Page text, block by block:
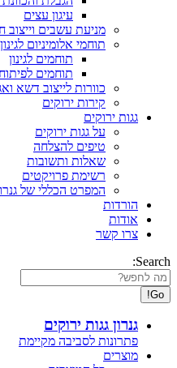
עיגון עצים
מניעת עשבים וייצוב
תוחמי אלומיניום
תוחמים לגינון
תוחמים
כוורות לייצוב דשא
קירות ירוקים
גגות ירוקים
על גגות ירוקים
טיפים להצלחה
שאלות ותשובות
רשימת פרויקטים
המפרט הכללי של
הורדות
אודות
צרו קשר
Search:
גנרון גגות ירוקים
פתרונות לסביבה מקיימת
מוצרים